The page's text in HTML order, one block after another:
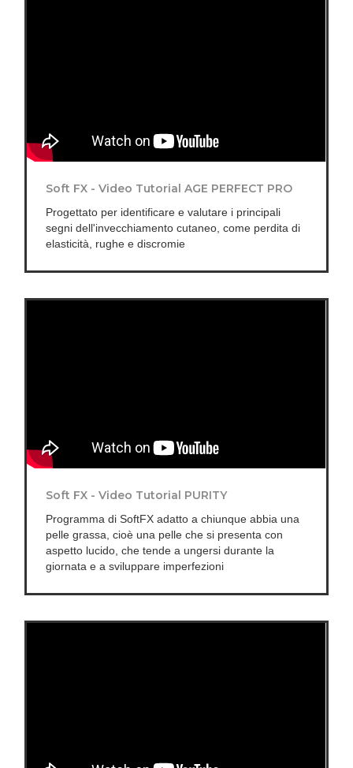
Soft FX - Video Tutorial AGE PERFECT PRO
Progettato per identificare e valutare i principali
segni dell'invecchiamento cutaneo, come perdita di
elasticità, rughe e discromie
Soft FX - Video Tutorial PURITY
Programma di SoftFX adatto a chiunque abbia una
pelle grassa, cioè una pelle che si presenta con
aspetto lucido, che tende a ungersi durante la
giornata e a sviluppare imperfezioni